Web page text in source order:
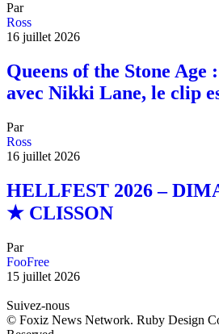
Par
Ross
16 juillet 2026
Queens of the Stone Age
avec Nikki Lane, le clip
Par
Ross
16 juillet 2026
HELLFEST 2026 –
★ CLISSON
Par
FooFree
15 juillet 2026
Suivez-nous
© Foxiz News Network. Ruby Design